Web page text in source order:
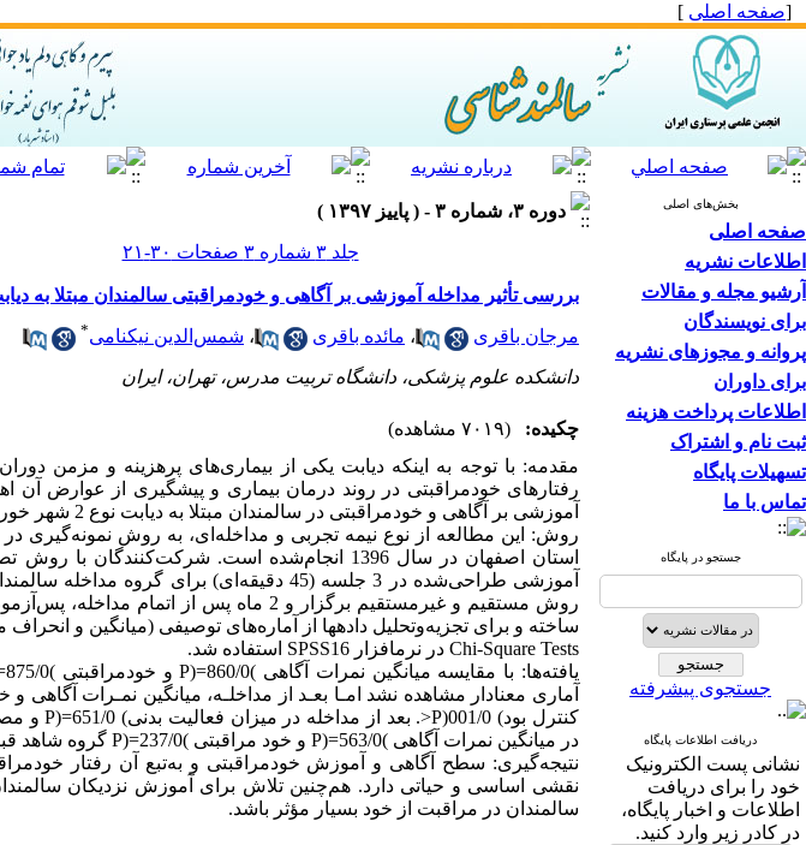
[صفحه اصلی ]
بخش‌های اصلی
صفحه اصلی
اطلاعات نشریه
آرشیو مجله و مقالات
برای نویسندگان
پروانه و مجوزهای نشریه
برای داوران
اطلاعات پرداخت هزینه
ثبت نام و اشتراک
تسهیلات پایگاه
تماس با ما
جستجو در پایگاه
جستجوی پیشرفته
دریافت اطلاعات پایگاه
نشانی پست الکترونیک
خود را برای دریافت
اطلاعات و اخبار پایگاه،
در کادر زیر وارد کنید.
دوره ۳، شماره ۳ - ( پاییز ۱۳۹۷ )
جلد ۳ شماره ۳ صفحات ۳۰-۲۱
بررسی تأثیر مداخله آموزشی بر آگاهی و خودمراقبتی سالمندان مبتلا به
مرجان باقری ، مائده باقری ، شمس‌الدین نیکنامی*
دانشکده علوم پزشکی، دانشگاه تربیت مدرس، تهران، ایران
چکیده:
(۷۰۱۹ مشاهده)
مقدمه: با توجه به اینکه دیابت یکی از بیماری‌های پرهزینه‏ و مزمن
رفتارهای خودمراقبتی در روند درمان بیماری و پیشگیری از عوارض آن
آموزشی بر آگاهی و خودمراقبتی در سالمندان مبتلا به دیابت نوع 2 شهر خورزوق استان اصفهان انجام‌گرفت.
استان اصفهان در سال 1396 انجام‌شده است.
روش مستقیم و غیرمستقیم برگزار و 2 ماه پس
Chi-Square Tests در نرم‏افزار SPSS16 استفاده شد.
آماری معنادار مشاهده نشد امـا بعـد از مداخلـه، میانگین نمـرات آگاهی
در میانگین نمرات آگاهی )563/0=(P و خود مراقبتی )237/0=(P گروه شاهد قبل و بعد از مداخله تفاوتی معنادار مشاهده نشد )05/0<(P.
نتیجه‌گیری: سطح آگاهی و آموزش خودمراقبتی و به‌تبع آن رفتار
نقشی اساسی و حیاتی دارد. هم‌چنین تلاش برای آموزش نزدیکان
سالمندان در مراقبت از خود بسیار مؤثر باشد.